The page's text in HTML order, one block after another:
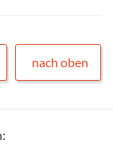
nach oben